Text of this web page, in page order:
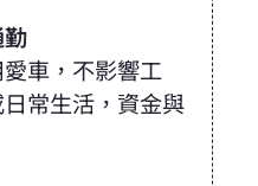
車，不影響工
常生活，資金與